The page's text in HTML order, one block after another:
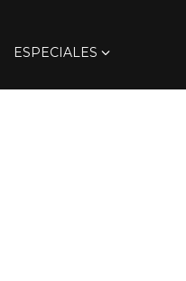
ESPECIALES